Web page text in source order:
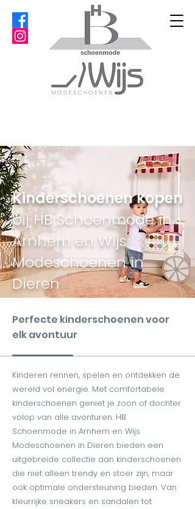
Kinderschoenen kopen
bij HB Schoenmode in
Arnhem en Wijs
Modeschoenen in
Dieren
Perfecte kinderschoenen voor
elk avontuur
Kinderen rennen, spelen en ontdekken de
wereld vol energie. Met comfortabele
kinderschoenen geniet je zoon of dochter
volop van alle avonturen. HB
Schoenmode in Arnhem en Wijs
Modeschoenen in Dieren bieden een
uitgebreide collectie aan kinderschoenen
die niet alleen trendy en stoer zijn, maar
ook optimale ondersteuning bieden. Van
kleurrijke sneakers en sandalen tot